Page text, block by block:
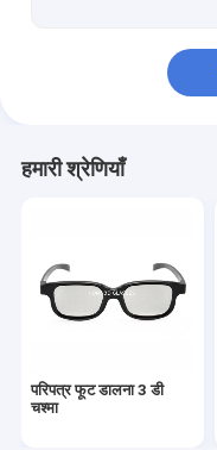
हमारी श्रेणियाँ
परिपत्र फूट डालना 3 डी
चश्मा